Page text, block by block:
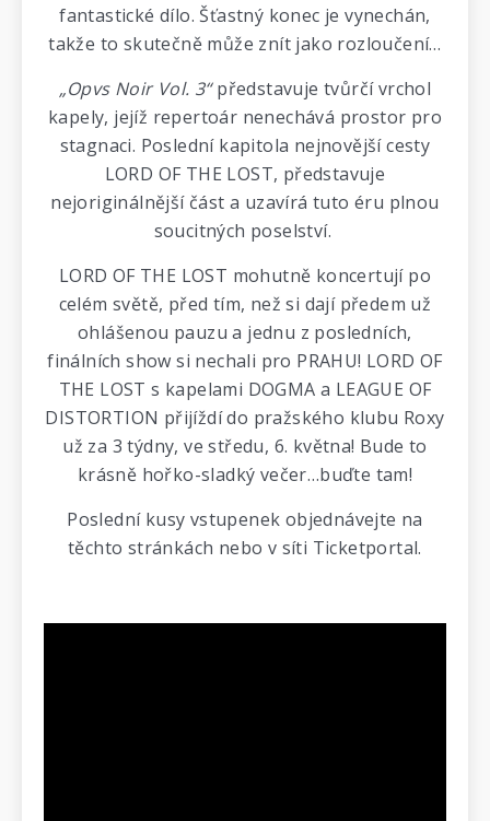
fantastické dílo. Šťastný konec je vynechán,
takže to skutečně může znít jako rozloučení…
„Opvs Noir Vol. 3“představuje tvůrčí vrchol
kapely, jejíž repertoár nenechává prostor pro
stagnaci. Poslední kapitola nejnovější cesty
LORD OF THE LOST, představuje
nejoriginálnější část a uzavírá tuto éru plnou
soucitných poselství.
LORD OF THE LOST mohutně koncertují po
celém světě, před tím, než si dají předem už
ohlášenou pauzu a jednu z posledních,
finálních show si nechali pro PRAHU! LORD OF
THE LOST s kapelami DOGMA a LEAGUE OF
DISTORTION přijíždí do pražského klubu Roxy
už za 3 týdny, ve středu, 6. května! Bude to
krásně hořko-sladký večer…buďte tam!
Poslední kusy vstupenek objednávejte na
těchto stránkách nebo v síti Ticketportal.